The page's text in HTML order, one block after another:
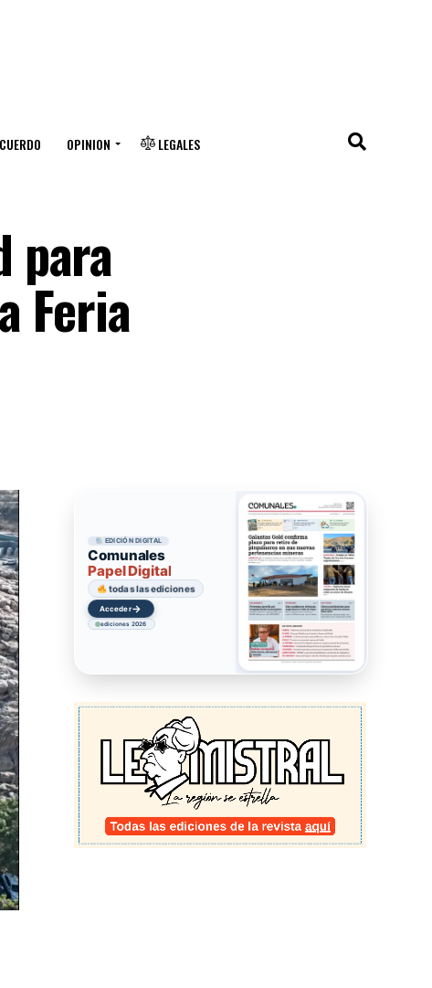
OPINION LEGALES
para
Feria
EDICIÓN DIGITAL
Comunales
Papel Digital
todas las ediciones
Acceder→
ediciones 2026